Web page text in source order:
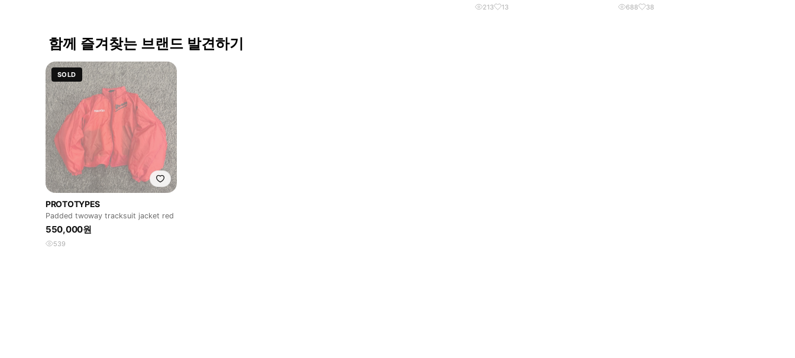
213 13 688 38
함께 즐겨찾는 브랜드 발견하기
SOLD
PROTOTYPES
Padded twoway tracksuit jacket red
550,000원
539